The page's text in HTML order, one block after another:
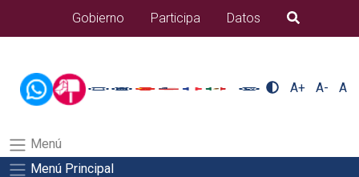
alumnos/residenciasSalida del comando:
Gobierno Participa Datos B�squeda
A+ A- A
Menú
Menú Principal